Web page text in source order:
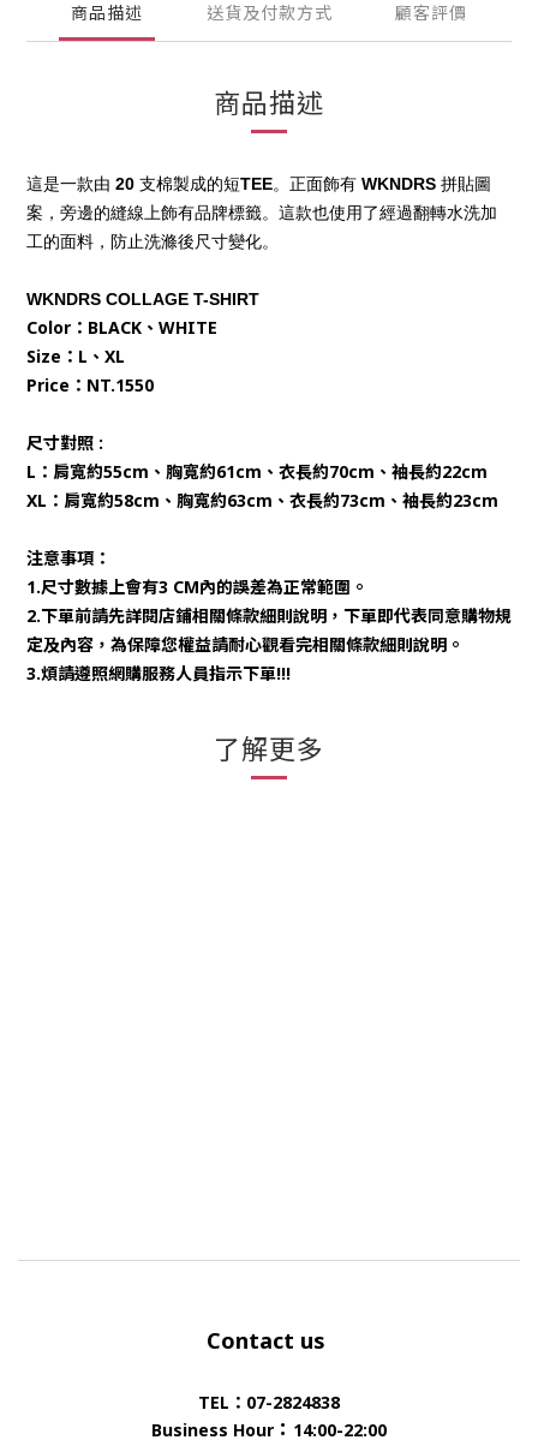
商品描述 送貨及付款方式 顧客評價
商品描述
這是一款由 20 支棉製成的短TEE。正面飾有 WKNDRS 拼貼圖
案，旁邊的縫線上飾有品牌標籤。這款也使用了經過翻轉水洗加
工的面料，防止洗滌後尺寸變化。
WKNDRS COLLAGE T-SHIRT
Color：BLACK、WHITE
Size：L、XL
Price：NT.1550
尺寸對照 :
L：肩寬約55cm、胸寬約61cm、衣長約70cm、袖長約22cm
XL：肩寬約58cm、胸寬約63cm、衣長約73cm、袖長約23cm
注意事項：
1.尺寸數據上會有3 CM內的誤差為正常範圍。
2.下單前請先詳閱店鋪相關條款細則說明，下單即代表同意購物規
定及內容，為保障您權益請耐心觀看完相關條款細則說明。
3.煩請遵照網購服務人員指示下單!!!
了解更多
Contact us
TEL：07-2824838
Business Hour ： 14:00-22:00